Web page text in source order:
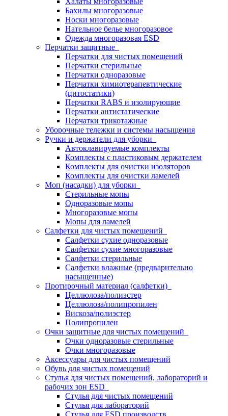
Бахилы многоразовые
Носки многоразовые
Нательное белье многоразовое
Одежда многоразовая ESD
Перчатки защитные
Перчатки для чистых помещений
Перчатки стерильные
Перчатки одноразовые
Перчатки химиотерапевтические
(цитостатики)
Перчатки RABS и изолирующие
Перчатки антистатические
Перчатки трикотажные
Уборочные тележки и системы насыщения
Ручки и держатели для уборки
Автоклавируемые комплекты
Комплекты с пластиковым держателем
Комплекты для очистки изоляторов
Комплекты для очистки ламелей
Моп (насадки) для уборки
Стерильные мопы
Одноразовые мопы
Многоразовые мопы
Мопы для ламелей
Салфетки для чистых помещений
Салфетки сухие одноразовые
Салфетки сухие многоразовые
Салфетки стерильные
Салфетки влажные (предварительно
насыщенные)
Протирочный материал (салфетки)
Целлюлоза/полиэстер
Целлюлоза/полипропилен
Вискоза/полиэстер
Полипропилен
Очки защитные для чистых помещений
Очки одноразовые стерильные
Очки многоразовые
Аксессуары для чистых помещений
Обувь для чистых помещений
Стулья для чистых помещений, лабораторий и
рабочих зон ESD
Стулья для чистых помещений
Стулья для лабораторий